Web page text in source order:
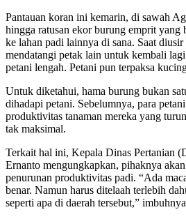
Pantauan koran ini kemarin, di sawah
hingga ratusan ekor burung emprit yang
ke lahan padi lainnya di sana. Saat
mendatangi petak lain untuk kembali
petani lengah. Petani pun terpaksa
Untuk diketahui, hama burung bukan
dihadapi petani. Sebelumnya, para
produktivitas tanaman mereka yang
tak maksimal.
Terkait hal ini, Kepala Dinas Pertanian
Ernanto mengungkapkan, pihaknya
penurunan produktivitas padi. “Ada
benar. Namun harus ditelaah terlebih
seperti apa di daerah tersebut,”